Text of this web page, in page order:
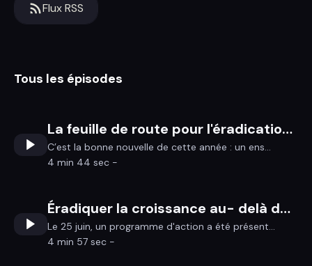
Flux RSS
Tous les épisodes
La feuille de route pour l'éradication de la pauvreté au delà de la croissance : partie 2
C’est la bonne nouvelle de cette année : un ens...
4 min 44 sec -
Éradiquer la croissance au- delà de la pauvreté
Le 25 juin, un programme d'action a été présent...
4 min 57 sec -